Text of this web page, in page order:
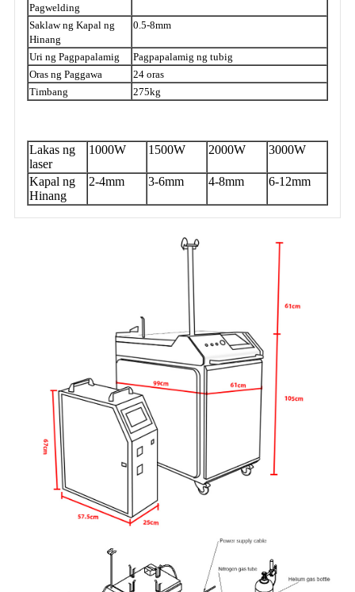
Pagwelding
Saklaw ng Kapal ng
Hinang
0.5-8mm
Uri ng Pagpapalamig
Pagpapalamig ng tubig
Oras ng Paggawa
24 oras
Timbang
275kg
Lakas ng
laser
1000W 1500W 2000W 3000W
Kapal ng
Hinang
2-4mm 3-6mm 4-8mm 6-12mm